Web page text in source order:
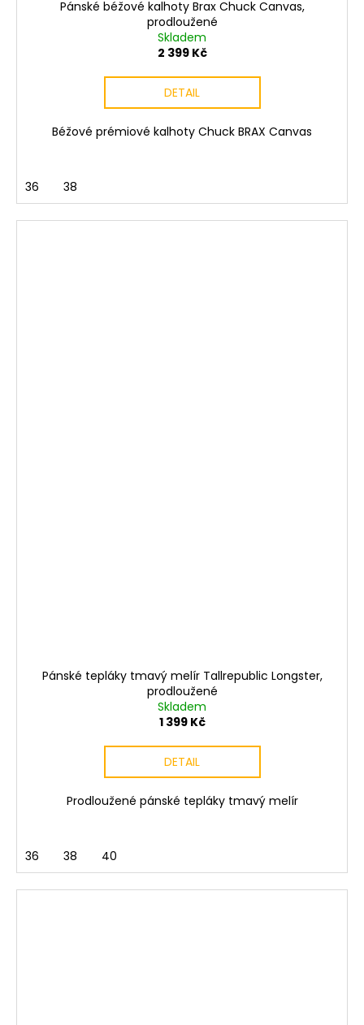
Pánské béžové kalhoty Brax Chuck Canvas,
prodloužené
Skladem
2 399 Kč
DETAIL
Béžové prémiové kalhoty Chuck BRAX Canvas
36 38
Pánské tepláky tmavý melír Tallrepublic Longster,
prodloužené
Skladem
1 399 Kč
DETAIL
Prodloužené pánské tepláky tmavý melír
36 38 40